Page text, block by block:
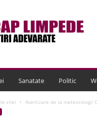
Sanatate Politic
zilei Avertizare de la meteorologi!